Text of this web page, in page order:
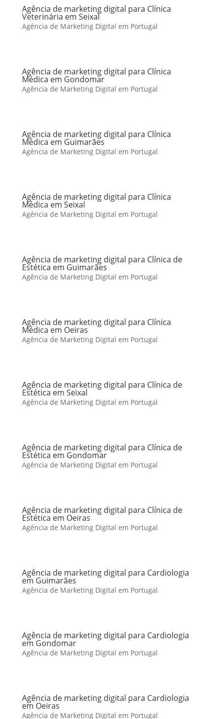
Agência de marketing digital para Clínica
Veterinária em Seixal
Agência de Marketing Digital em Portugal
Agência de marketing digital para Clínica
Médica em Gondomar
Agência de Marketing Digital em Portugal
Agência de marketing digital para Clínica
Médica em Guimarães
Agência de Marketing Digital em Portugal
Agência de marketing digital para Clínica
Médica em Seixal
Agência de Marketing Digital em Portugal
Agência de marketing digital para Clínica de
Estética em Guimarães
Agência de Marketing Digital em Portugal
Agência de marketing digital para Clínica
Médica em Oeiras
Agência de Marketing Digital em Portugal
Agência de marketing digital para Clínica de
Estética em Seixal
Agência de Marketing Digital em Portugal
Agência de marketing digital para Clínica de
Estética em Gondomar
Agência de Marketing Digital em Portugal
Agência de marketing digital para Clínica de
Estética em Oeiras
Agência de Marketing Digital em Portugal
Agência de marketing digital para Cardiologia
em Guimarães
Agência de Marketing Digital em Portugal
Agência de marketing digital para Cardiologia
em Gondomar
Agência de Marketing Digital em Portugal
Agência de marketing digital para Cardiologia
em Oeiras
Agência de Marketing Digital em Portugal